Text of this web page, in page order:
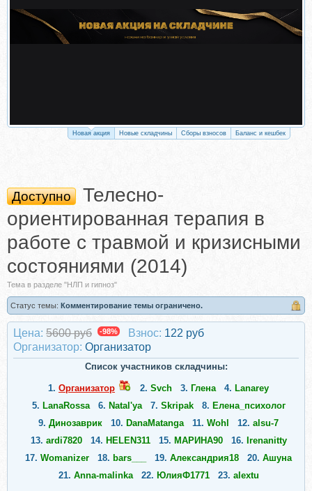
Новая акция Новые складчины Сборы взносов Баланс и кешбек
Доступно
Телесно-
ориентированная терапия в
работе с травмой и кризисными
состояниями (2014)
Тема в разделе "НЛП и гипноз"
Статус темы: Комментирование темы ограничено.
Цена: 5600 руб -98% Взнос: 122 руб
Организатор: Организатор
Список участников складчины:
1. Организатор 2. Svch 3. Глена 4. Lanarey
5. LanaRossa 6. Natal'ya 7. Skripak 8. Елена_психолог
9. Динозаврик 10. DanaMatanga 11. Wohl 12. alsu-7
13. ardi7820 14. HELEN311 15. МАРИНА90 16. Irenanitty
17. Womanizer 18. bars___ 19. Александрия18 20. Ашуна
21. Anna-malinka 22. ЮлияФ1771 23. alextu